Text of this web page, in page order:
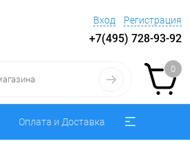
Вход Регистрация
+7(495) 728-93-92
0
Оплата и Доставка